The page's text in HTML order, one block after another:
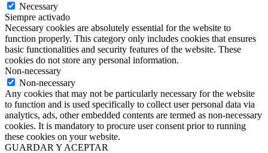
Necessary
Siempre activado
Necessary cookies are absolutely essential for the website to
function properly. This category only includes cookies that ensures
basic functionalities and security features of the website. These
cookies do not store any personal information.
Non-necessary
Non-necessary
Any cookies that may not be particularly necessary for the website
to function and is used specifically to collect user personal data via
analytics, ads, other embedded contents are termed as non-necessary
cookies. It is mandatory to procure user consent prior to running
these cookies on your website.
GUARDAR Y ACEPTAR